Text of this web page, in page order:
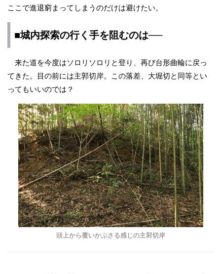
ここで進退窮まってしまうのだけは避けたい。
■城内探索の行く手を阻むのは──
来た道を今度はソロリソロリと登り、再び台形曲輪に戻っ
てきた。目の前には主郭切岸。この落差、大堀切と同等とい
ってもいいのでは？
頭上から覆いかぶさる感じの主郭切岸